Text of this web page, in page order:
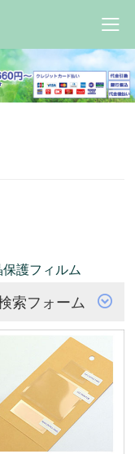
護フィルム
索フォーム